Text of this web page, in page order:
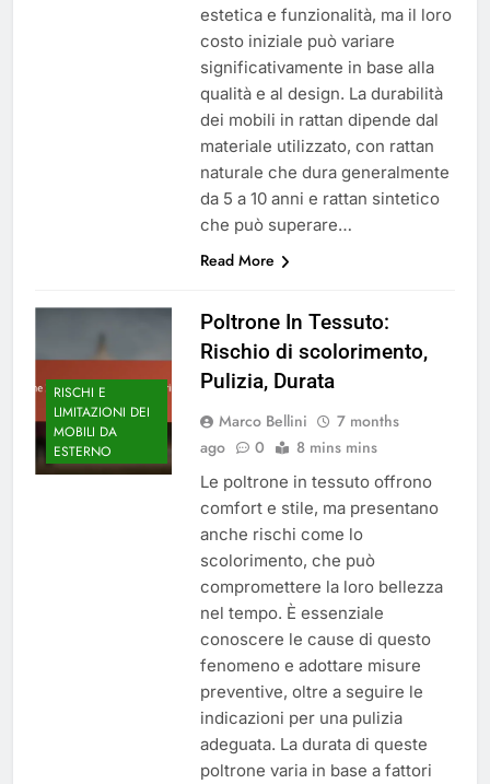
estetica e funzionalità, ma il loro
costo iniziale può variare
significativamente in base alla
qualità e al design. La durabilità
dei mobili in rattan dipende dal
materiale utilizzato, con rattan
naturale che dura generalmente
da 5 a 10 anni e rattan sintetico
che può superare…
Read More
RISCHI E
LIMITAZIONI DEI
MOBILI DA
ESTERNO
Poltrone In Tessuto:
Rischio di scolorimento,
Pulizia, Durata
Marco Bellini
7 months
ago
0 8 mins mins
Le poltrone in tessuto offrono
comfort e stile, ma presentano
anche rischi come lo
scolorimento, che può
compromettere la loro bellezza
nel tempo. È essenziale
conoscere le cause di questo
fenomeno e adottare misure
preventive, oltre a seguire le
indicazioni per una pulizia
adeguata. La durata di queste
poltrone varia in base a fattori